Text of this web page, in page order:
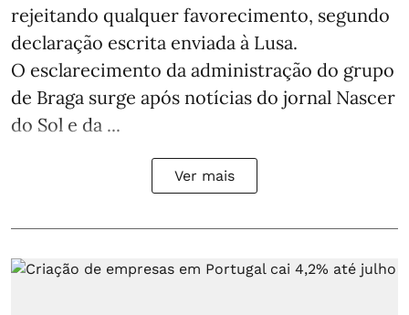
rejeitando qualquer favorecimento, segundo
declaração escrita enviada à Lusa.
O esclarecimento da administração do grupo
de Braga surge após notícias do jornal Nascer
do Sol e da ...
Ver mais